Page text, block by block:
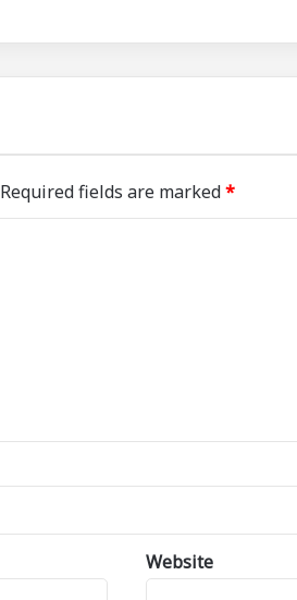
Required fields are marked*
Website